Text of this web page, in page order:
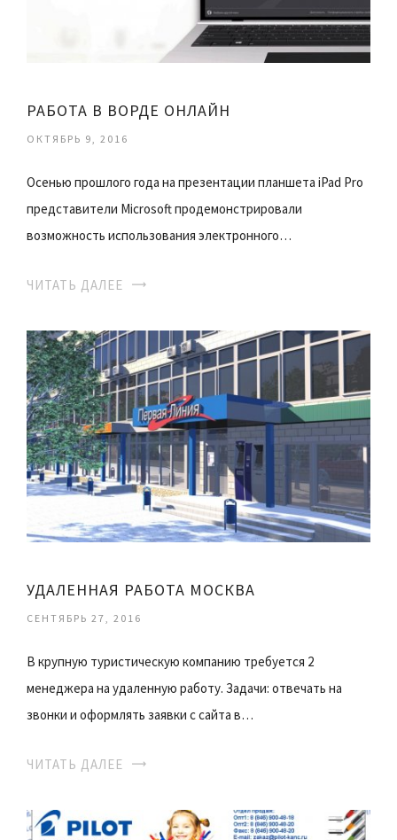
РАБОТА В ВОРДЕ ОНЛАЙН
ОКТЯБРЬ 9, 2016
Осенью прошлого года на презентации планшета iPad Pro
представители Microsoft продемонстрировали
возможность использования электронного…
ЧИТАТЬ ДАЛЕЕ
УДАЛЕННАЯ РАБОТА МОСКВА
СЕНТЯБРЬ 27, 2016
В крупную туристическую компанию требуется 2
менеджера на удаленную работу. Задачи: отвечать на
звонки и оформлять заявки с сайта в…
ЧИТАТЬ ДАЛЕЕ